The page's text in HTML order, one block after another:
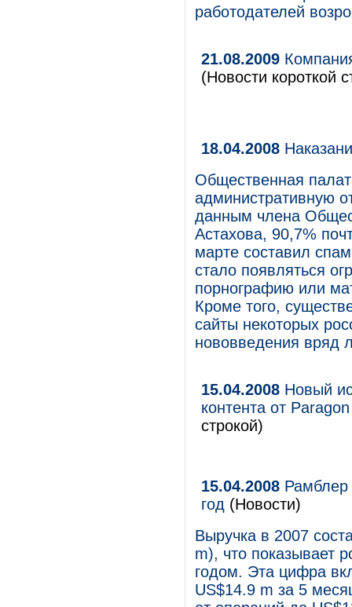
работодателей
21.08.2009
(Новости короткой
18.04.2008
Общественная
административную
данным члена
Астахова, 90,7%
марте составил
стало появляться
порнографию или
Кроме того,
сайты некоторых
нововведения вряд
15.04.2008 Новый
контента от
строкой)
15.04.2008
год (Новости)
Выручка в 2007
m), что показывает
годом. Эта цифра
US$14.9 m за 5